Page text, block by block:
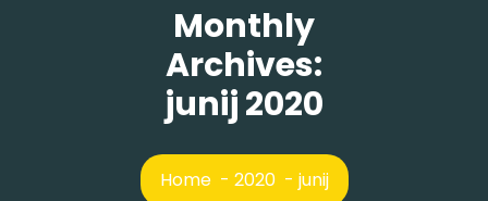
Monthly
Archives:
junij 2020
Home- 2020- junij